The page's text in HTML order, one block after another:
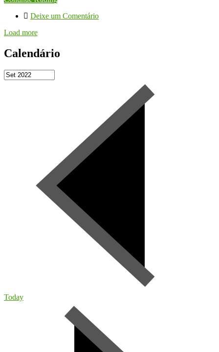
Deixe um Comentário
Load more
Calendário
Today